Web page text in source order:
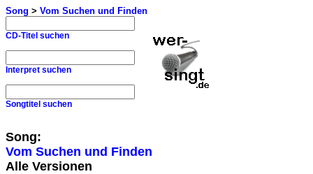
Song > Vom Suchen und Finden
CD-Titel suchen
Interpret suchen
Songtitel suchen
Song:
Vom Suchen und Finden
Alle Versionen